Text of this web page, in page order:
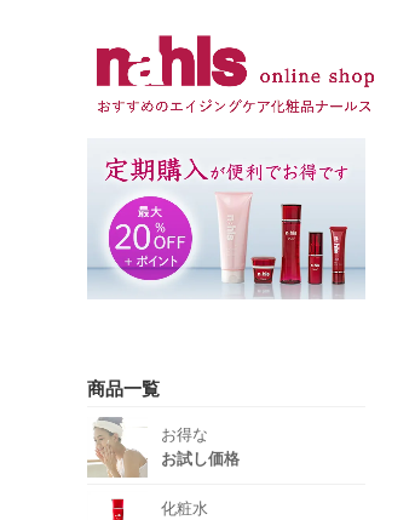
商品一覧
お得な
お試し価格
化粧水